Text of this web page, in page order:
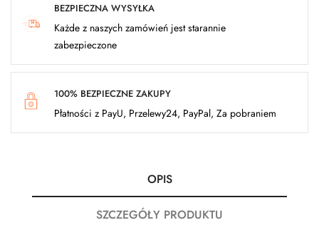
BEZPIECZNA WYSYŁKA
Każde z naszych zamówień jest starannie
zabezpieczone
100% BEZPIECZNE ZAKUPY
Płatności z PayU, Przelewy24, PayPal, Za pobraniem
OPIS
SZCZEGÓŁY PRODUKTU